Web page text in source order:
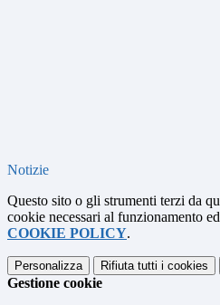
Notizie
Questo sito o gli strumenti terzi da
cookie necessari al funzionamento
COOKIE POLICY.
Personalizza Rifiuta tutti i cookies
Gestione cookie